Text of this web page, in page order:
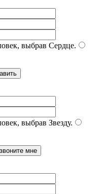
выбрав Сердце.
выбрав Звезду.